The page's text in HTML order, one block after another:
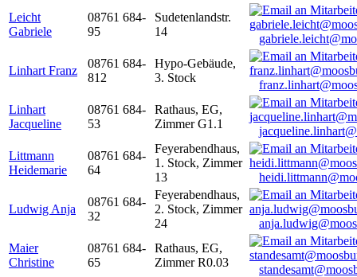
Leicht
Gabriele
08761 684-
95
Sudetenlandstr.
14
Linhart Franz
08761 684-
812
Hypo-Gebäude,
3. Stock
Linhart
Jacqueline
08761 684-
53
Rathaus, EG,
Zimmer G1.1
Littmann
Heidemarie
08761 684-
64
Feyerabendhaus,
1. Stock, Zimmer
13
Ludwig Anja
08761 684-
32
Feyerabendhaus,
2. Stock, Zimmer
24
Maier
Christine
08761 684-
65
Rathaus, EG,
Zimmer R0.03